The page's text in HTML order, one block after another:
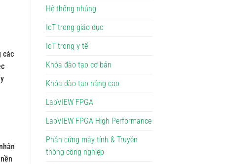
các
Hệ thống nhúng
IoT trong giáo dục
IoT trong y tế
Khóa đào tạo cơ bản
Khóa đào tạo nâng cao
LabVIEW FPGA
LabVIEW FPGA High Performance
Phần cứng máy tính & Truyền
thông công nghiệp